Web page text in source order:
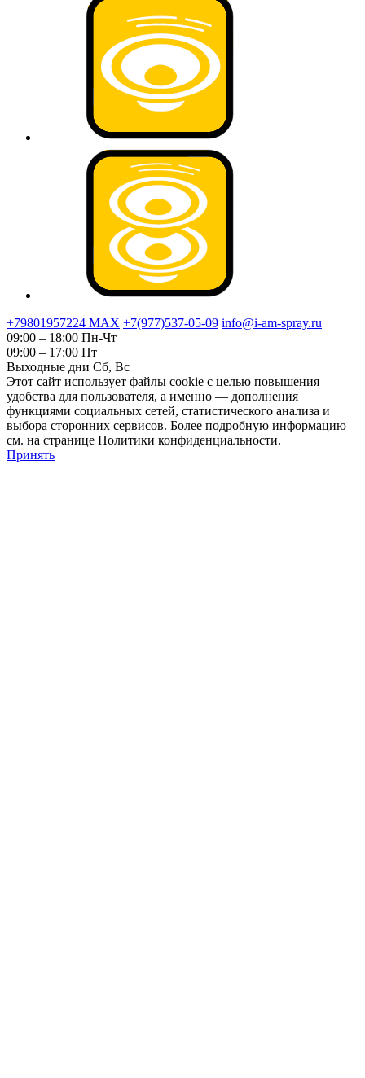
+79801957224 МАХ +7(977)537-05-09 info@i-am-spray.ru
09:00 – 18:00 Пн-Чт
09:00 – 17:00 Пт
Выходные дни Сб, Вс
Этот сайт использует файлы cookie с целью повышения
удобства для пользователя, а именно — дополнения
функциями социальных сетей, статистического анализа и
выбора сторонних сервисов. Более подробную информацию
см. на странице Политики конфиденциальности.
Принять